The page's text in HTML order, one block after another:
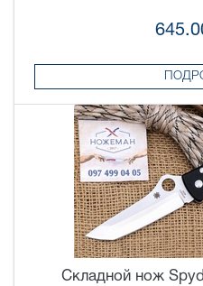
Складной нож